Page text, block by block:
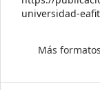
universidad-
Más